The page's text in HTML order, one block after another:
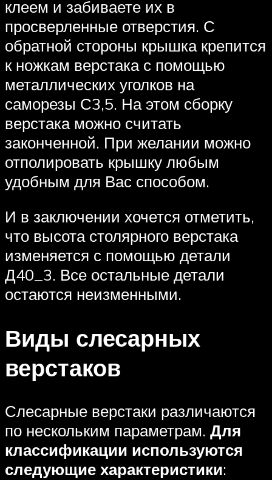
клеем и забиваете их в
просверленные отверстия. С
обратной стороны крышка крепится
к ножкам верстака с помощью
металлических уголков на
саморезы С3,5. На этом сборку
верстака можно считать
законченной. При желании можно
отполировать крышку любым
удобным для Вас способом.
И в заключении хочется отметить,
что высота столярного верстака
изменяется с помощью детали
Д40_3. Все остальные детали
остаются неизменными.
Виды слесарных
верстаков
Слесарные верстаки различаются
по нескольким параметрам. Для
классификации используются
следующие характеристики: